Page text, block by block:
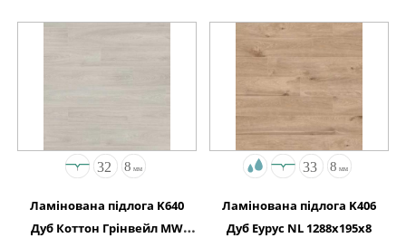
Ламінована підлога K640
Дуб Коттон Грінвейл MW
Ламінована підлога K406
Дуб Еурус NL 1288x195x8